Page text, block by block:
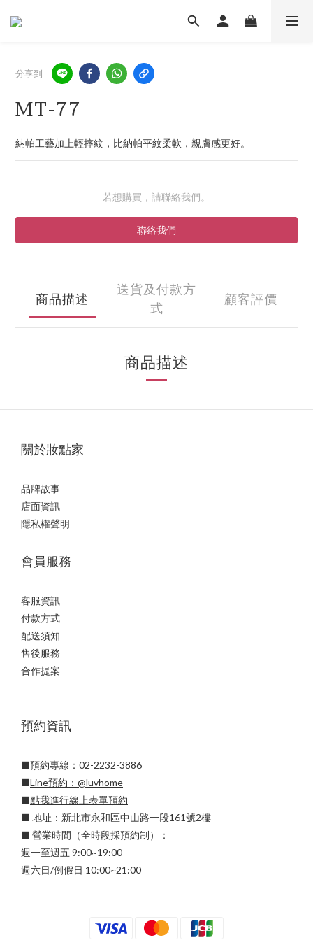
分享到
MT-77
納帕工藝加上輕摔紋，比納帕平紋柔軟，親膚感更好。
若想購買，請聯絡我們。
聯絡我們
商品描述
送貨及付款方
式
顧客評價
商品描述
關於妝點家
品牌故事
店面資訊
隱私權聲明
會員服務
客服資訊
付款方式
配送須知
售後服務
合作提案
預約資訊
■預約專線：02-2232-3886
■Line預約： @luvhome
■點我進行線上表單預約
■ 地址：新北市永和區中山路一段161號2樓
■ 營業時間（全時段採預約制）：
週一至週五 9:00~19:00
週六日/例假日 10:00~21:00